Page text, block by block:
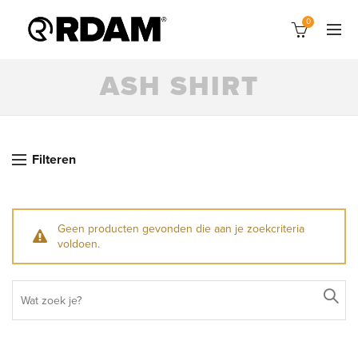
0
ASH SHIRT
Filteren
Geen producten gevonden die aan je zoekcriteria
voldoen.
for: